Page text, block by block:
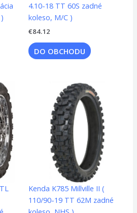
4.10-18 TT 60S zadné
koleso, M/C )
€84.12
DO OBCHODU
Kenda K785 Millville II (
110/90-19 TT 62M zadné